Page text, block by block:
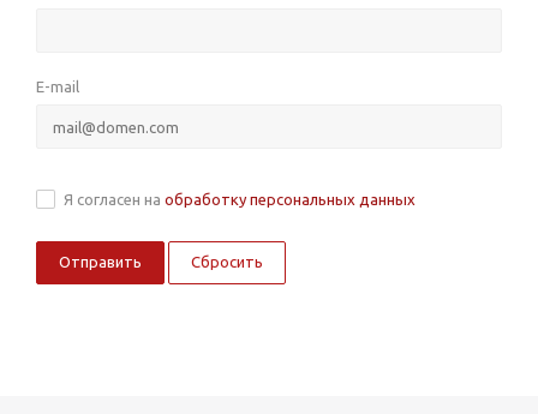
E-mail
Я согласен на обработку персональных данных
Сбросить